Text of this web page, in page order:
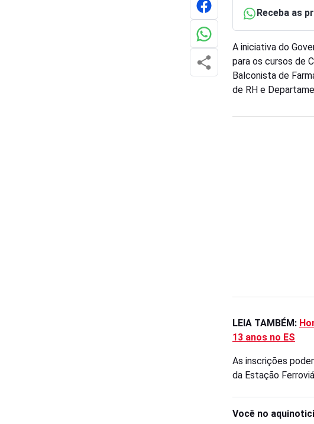
Receba as
A iniciativa do
para os cursos de
Balconista de
de RH e
LEIA TAMBÉM:
13 anos no ES
As inscrições
da Estação
Você no